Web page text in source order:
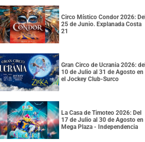
Circo Místico Condor 2026: Del
25 de Junio. Explanada Costa
21
Gran Circo de Ucrania 2026: del
10 de Julio al 31 de Agosto en
el Jockey Club-Surco
La Casa de Timoteo 2026: Del
17 de Julio al 30 de Agosto en
Mega Plaza - Independencia